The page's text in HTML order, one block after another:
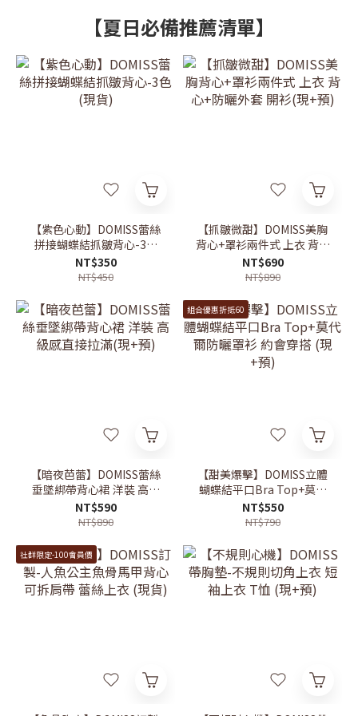
【夏日必備推薦清單】
【紫色心動】DOMISS蕾絲
拼接蝴蝶結抓皺背心-3色
(現貨)
NT$350
NT$450
【抓皺微甜】DOMISS美胸
背心+罩衫兩件式 上衣 背心
+防曬外套 開衫(現+預)
NT$690
NT$890
【暗夜芭蕾】DOMISS蕾絲
垂墜綁帶背心裙 洋裝 高級
感直接拉滿(現+預)
NT$590
NT$890
組合優惠折抵60
【甜美爆擊】DOMISS立體
蝴蝶結平口Bra Top+莫代
爾防曬罩衫 約會穿搭 (現
+預)
NT$550
NT$790
社群限定-100會員價